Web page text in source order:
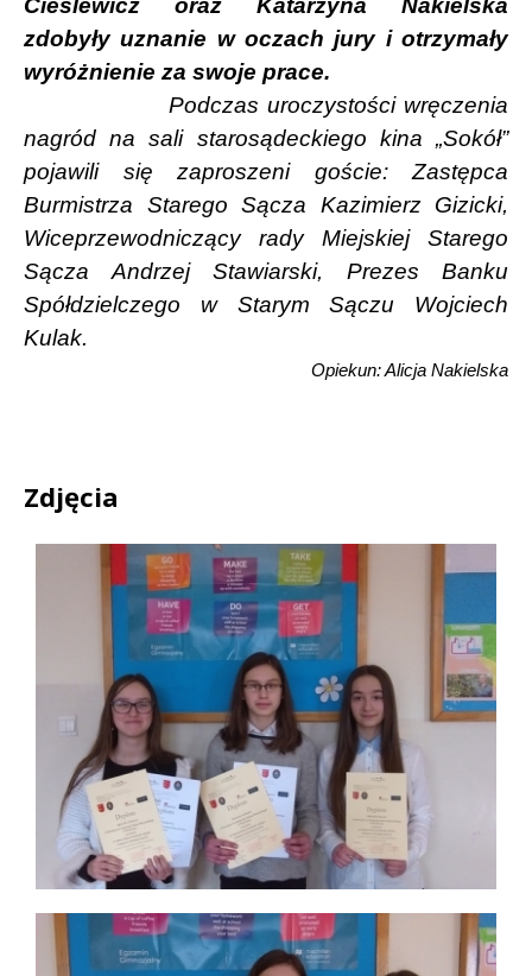
Cieślewicz oraz Katarzyna Nakielska
zdobyły uznanie w oczach jury i otrzymały
wyróżnienie za swoje prace.
Podczas uroczystości wręczenia
nagród na sali starosądeckiego kina „Sokół”
pojawili się zaproszeni goście: Zastępca
Burmistrza Starego Sącza Kazimierz Gizicki,
Wiceprzewodniczący rady Miejskiej Starego
Sącza Andrzej Stawiarski, Prezes Banku
Spółdzielczego w Starym Sączu Wojciech
Kulak.
Opiekun: Alicja Nakielska
Zdjęcia